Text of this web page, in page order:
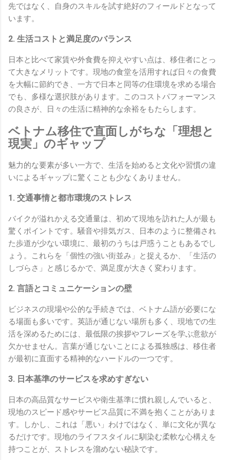
先ではなく、自身のスキルを試す絶好のフィールドとなって
います。
2. 生活コストと満足度のバランス
日本と比べて家賃や外食費を抑えやすい点は、移住者にとっ
て大きなメリットです。現地の食堂を活用すれば日々の食費
を大幅に節約でき、一方で日本と同等の住環境を求める場合
でも、多様な選択肢があります。このコストパフォーマンス
の良さが、日々の生活に精神的な余裕をもたらします。
ベトナム移住で直面しがちな「理想と
現実」のギャップ
魅力的な要素が多い一方で、生活を始めると文化や習慣の違
いによるギャップに驚くことも少なくありません。
1. 交通事情と都市環境のストレス
バイクが溢れかえる交通量は、初めて現地を訪れた人が最も
驚くポイントです。騒音や排気ガス、日本のように整備され
た歩道が少ない環境に、最初のうちは戸惑うこともあるでし
ょう。これらを「個性の強い街並み」と捉えるか、「生活の
しづらさ」と感じるかで、満足度が大きく変わります。
2. 言語とコミュニケーションの壁
ビジネスの現場や公的な手続きでは、ベトナム語が必要にな
る場面も多いです。英語が通じない場所も多く、現地での生
活を深めるためには、最低限の挨拶やフレーズを学ぶ意欲が
欠かせません。言葉が通じないことによる孤独感は、移住者
が最初に直面する精神的なハードルの一つです。
3. 日本基準のサービスを求めすぎない
日本の高品質なサービスや衛生基準に慣れ親しんでいると、
現地のスピード感やサービス品質に不満を抱くことがありま
す。しかし、これは「悪い」わけではなく、単に文化が異な
るだけです。現地のライフスタイルに馴染む柔軟な心構えを
持つことが、ストレスを溜めない秘訣です。